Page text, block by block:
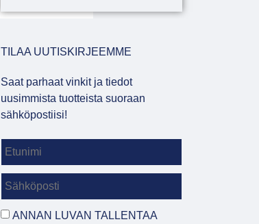
TILAA UUTISKIRJEEMME
Saat parhaat vinkit ja tiedot
uusimmista tuotteista suoraan
sähköpostiisi!
ANNAN LUVAN TALLENTAA